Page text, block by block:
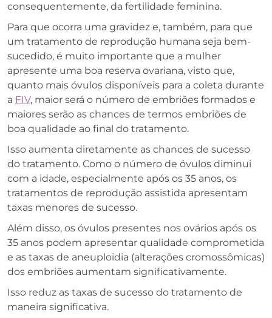
consequentemente, da fertilidade feminina.
Para que ocorra uma gravidez e, também, para que
um tratamento de reprodução humana seja bem-
sucedido, é muito importante que a mulher
apresente uma boa reserva ovariana, visto que,
quanto mais óvulos disponíveis para a coleta durante
a FIV, maior será o número de embriões formados e
maiores serão as chances de termos embriões de
boa qualidade ao final do tratamento.
Isso aumenta diretamente as chances de sucesso
do tratamento. Como o número de óvulos diminui
com a idade, especialmente após os 35 anos, os
tratamentos de reprodução assistida apresentam
taxas menores de sucesso.
Além disso, os óvulos presentes nos ovários após os
35 anos podem apresentar qualidade comprometida
e as taxas de aneuploidia (alterações cromossômicas)
dos embriões aumentam significativamente.
Isso reduz as taxas de sucesso do tratamento de
maneira significativa.